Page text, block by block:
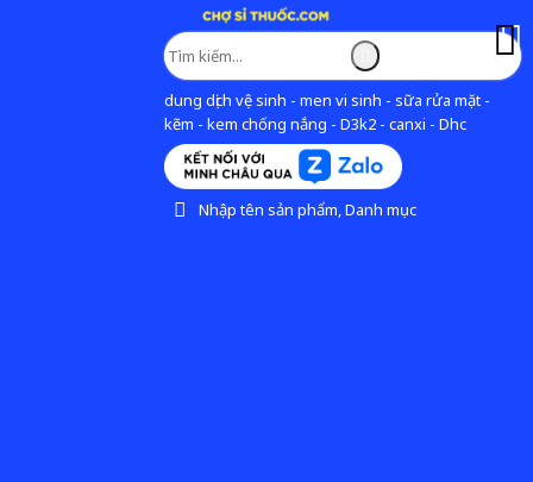
dung dịch vệ sinh - men vi sinh - sữa rửa mặt -
kẽm - kem chống nắng - D3k2 - canxi - Dhc
Nhập tên sản phẩm, Danh mục